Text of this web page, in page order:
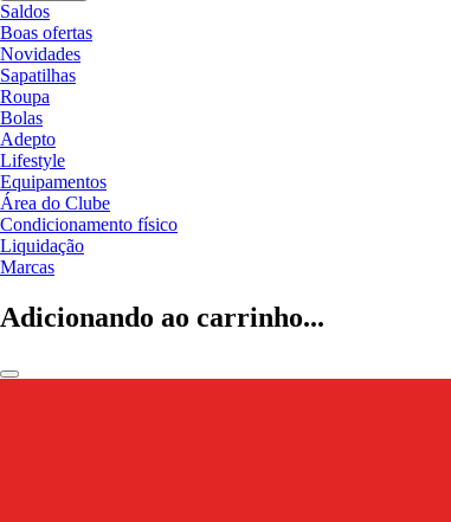
Saldos
Boas ofertas
Novidades
Sapatilhas
Roupa
Bolas
Adepto
Lifestyle
Equipamentos
Área do Clube
Condicionamento físico
Liquidação
Marcas
Adicionando ao carrinho...